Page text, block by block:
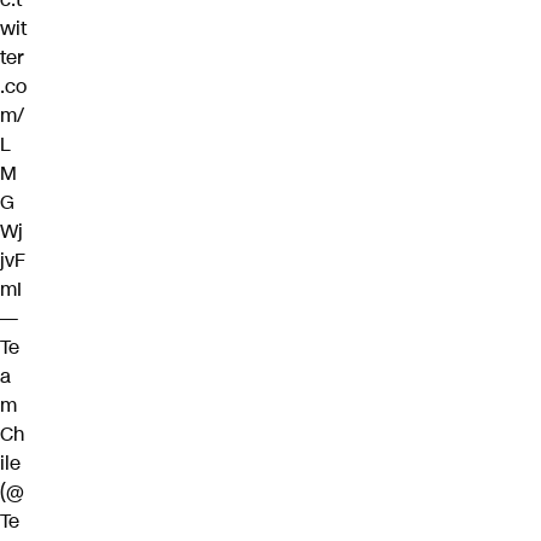
wit
ter
.co
m/
L
M
G
Wj
jvF
mI
—
Te
a
m
Ch
ile
(@
Te